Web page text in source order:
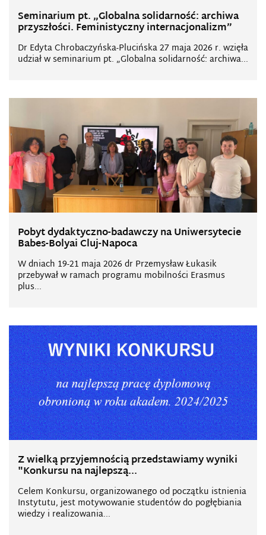
Seminarium pt. „Globalna solidarność: archiwa
przyszłości. Feministyczny internacjonalizm”
Dr Edyta Chrobaczyńska-Plucińska 27 maja 2026 r. wzięła
udział w seminarium pt. „Globalna solidarność: archiwa...
Pobyt dydaktyczno-badawczy na Uniwersytecie
Babes-Bolyai Cluj-Napoca
W dniach 19-21 maja 2026 dr Przemysław Łukasik
przebywał w ramach programu mobilności Erasmus
plus...
Z wielką przyjemnością przedstawiamy wyniki
"Konkursu na najlepszą...
Celem Konkursu, organizowanego od początku istnienia
Instytutu, jest motywowanie studentów do pogłębiania
wiedzy i realizowania...